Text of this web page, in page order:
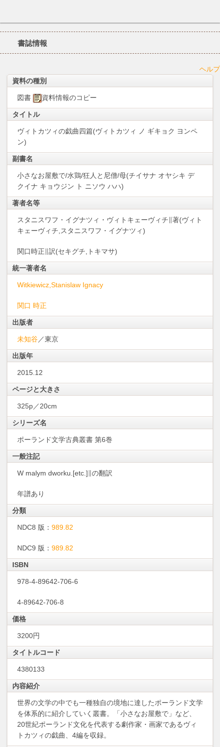
書誌情報
ヘルプ
資料の種別
図書 資料情報のコピー
タイトル
ヴィトカツィの戯曲四篇(ヴィトカツィ ノ ギキョク ヨンペ
ン)
副書名
小さなお屋敷で/水鶏/狂人と尼僧/母(チイサナ オヤシキ デ
クイナ キョウジン ト ニソウ ハハ)
著者名等
スタニスワフ・イグナツィ・ヴィトキェーヴィチ∥著(ヴィト
キェーヴィチ,スタニスワフ・イグナツィ)
関口時正∥訳(セキグチ,トキマサ)
統一著者名
Witkiewicz,Stanislaw Ignacy
関口 時正
出版者
未知谷／東京
出版年
2015.12
ページと大きさ
325p／20cm
シリーズ名
ポーランド文学古典叢書 第6巻
一般注記
W malym dworku.[etc.]∥の翻訳
年譜あり
分類
NDC8 版： 989.82
NDC9 版： 989.82
ISBN
978-4-89642-706-6
4-89642-706-8
価格
3200円
タイトルコード
4380133
内容紹介
世界の文学の中でも一種独自の境地に達したポーランド文学
を体系的に紹介していく叢書。「小さなお屋敷で」など、
20世紀ポーランド文化を代表する劇作家・画家であるヴィ
トカツィの戯曲、4編を収録。